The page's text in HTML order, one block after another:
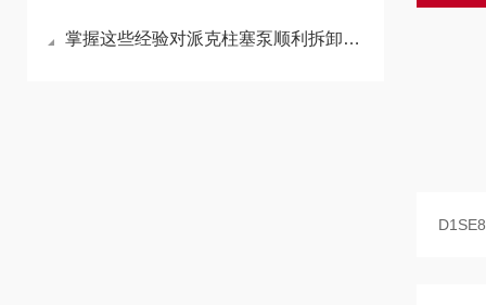
掌握这些经验对派克柱塞泵顺利拆卸有很大帮助